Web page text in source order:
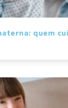
quem